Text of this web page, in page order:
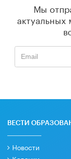
Мы
актуальных
ВЕСТИ
Новости